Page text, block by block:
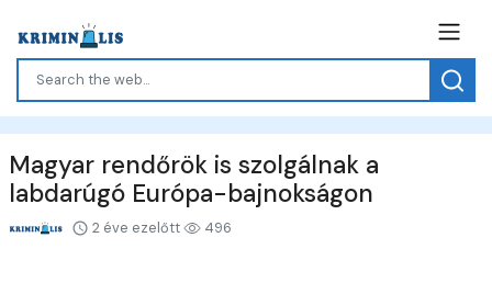
Magyar rendőrök is szolgálnak a
labdarúgó Európa-bajnokságon
2 éve ezelőtt 496